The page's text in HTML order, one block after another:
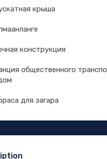
крыша
конструкция
общественного
для загара